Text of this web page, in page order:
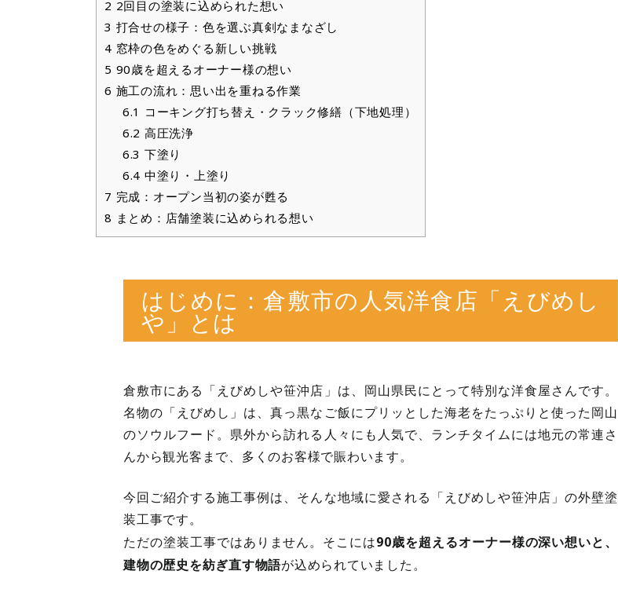
2 2回目の塗装に込められた想い
3 打合せの様子：色を選ぶ真剣なまなざし
4 窓枠の色をめぐる新しい挑戦
5 90歳を超えるオーナー様の想い
6 施工の流れ：思い出を重ねる作業
6.1 コーキング打ち替え・クラック修繕（下地処理）
6.2 高圧洗浄
6.3 下塗り
6.4 中塗り・上塗り
7 完成：オープン当初の姿が甦る
8 まとめ：店舗塗装に込められる想い
はじめに：倉敷市の人気洋食店「えびめし
や」とは
倉敷市にある「えびめしや笹沖店」は、岡山県民にとって特別な洋食屋さんです。
名物の「えびめし」は、真っ黒なご飯にプリッとした海老をたっぷりと使った岡山
のソウルフード。県外から訪れる人々にも人気で、ランチタイムには地元の常連さ
んから観光客まで、多くのお客様で賑わいます。
今回ご紹介する施工事例は、そんな地域に愛される「えびめしや笹沖店」の外壁塗
装工事です。
ただの塗装工事ではありません。そこには90歳を超えるオーナー様の深い想いと、
建物の歴史を紡ぎ直す物語が込められていました。